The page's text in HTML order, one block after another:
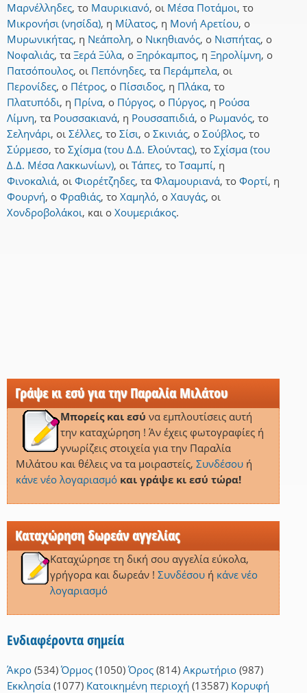
Μαρνέλληδες, το Μαυρικιανό, οι Μέσα Ποτάμοι, το
Μικρονήσι (νησίδα), η Μίλατος, η Μονή Αρετίου, ο
Μυρωνικήτας, η Νεάπολη, ο Νικηθιανός, ο Νισπήτας, ο
Νοφαλιάς, τα Ξερά Ξύλα, ο Ξηρόκαμπος, η Ξηρολίμνη, ο
Πατσόπουλος, οι Πεπόνηδες, τα Περάμπελα, οι
Περονίδες, ο Πέτρος, ο Πίσσιδος, η Πλάκα, το
Πλατυπόδι, η Πρίνα, ο Πύργος, ο Πύργος, η Ρούσα
Λίμνη, τα Ρουσσακιανά, η Ρουσσαπιδιά, ο Ρωμανός, το
Σεληνάρι, οι Σέλλες, το Σίσι, ο Σκινιάς, ο Σούβλος, το
Σύρμεσο, το Σχίσμα (του Δ.Δ. Ελούντας), το Σχίσμα (του
Δ.Δ. Μέσα Λακκωνίων), οι Τάπες, το Τσαμπί, η
Φινοκαλιά, οι Φιορέτζηδες, τα Φλαμουριανά, το Φορτί, η
Φουρνή, ο Φραθιάς, το Χαμηλό, ο Χαυγάς, οι
Χονδροβολάκοι, και ο Χουμεριάκος.
Γράψε κι εσύ για την Παραλία Μιλάτου
Μπορείς και εσύ να εμπλουτίσεις αυτή
την καταχώρηση ! Άν έχεις φωτογραφίες ή
γνωρίζεις στοιχεία για την Παραλία
Μιλάτου και θέλεις να τα μοιραστείς, Συνδέσουή
κάνε νέο λογαριασμό και γράψε κι εσύ τώρα!
Καταχώρηση δωρεάν αγγελίας
Καταχώρησε τη δική σου αγγελία εύκολα,
γρήγορα και δωρεάν ! Συνδέσουή κάνε νέο
λογαριασμό
Ενδιαφέροντα σημεία
Άκρο (534) Όρμος (1050) Όρος (814) Ακρωτήριο (987)
Εκκλησία (1077) Κατοικημένη περιοχή (13587) Κορυφή